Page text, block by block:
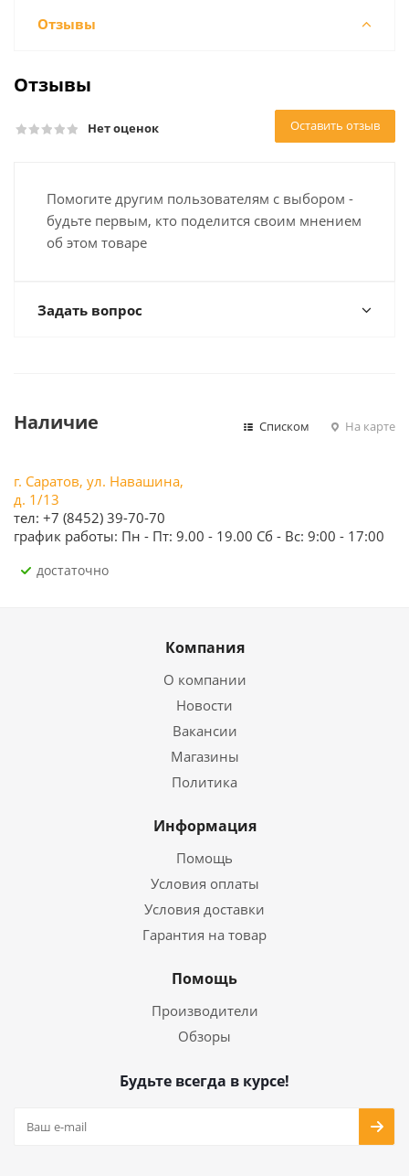
Отзывы
Отзывы
Нет оценок Оставить отзыв
Помогите другим пользователям с выбором -
будьте первым, кто поделится своим мнением
об этом товаре
Задать вопрос
Наличие Списком На карте
г. Саратов, ул. Навашина,
д. 1/13
тел: +7 (8452) 39-70-70
график работы: Пн - Пт: 9.00 - 19.00 Сб - Вс: 9:00 - 17:00
Достаточно
Компания
О компании
Новости
Вакансии
Магазины
Политика
Информация
Помощь
Условия оплаты
Условия доставки
Гарантия на товар
Помощь
Производители
Обзоры
Будьте всегда в курсе!